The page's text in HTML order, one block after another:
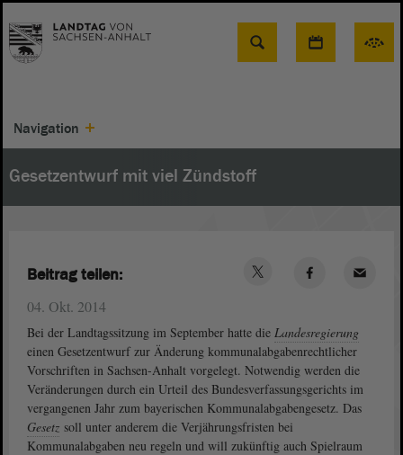
Suche
Navigation
Gesetzentwurf mit viel Zündstoff
04. Okt. 2014
Bei der Landtagssitzung im September hatte die Landesregierung
einen Gesetzentwurf zur Änderung kommunalabgabenrechtlicher
Vorschriften in Sachsen-Anhalt vorgelegt. Notwendig werden die
Veränderungen durch ein Urteil des Bundesverfassungsgerichts im
vergangenen Jahr zum bayerischen Kommunalabgabengesetz. Das
Gesetz soll unter anderem die Verjährungsfristen bei
Kommunalabgaben neu regeln und will zukünftig auch Spielraum
Beitrag teilen: